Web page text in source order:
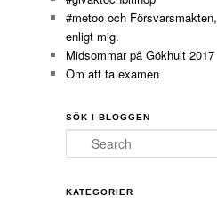
#metoo och Försvarsmakten,
enligt mig.
Midsommar på Gökhult 2017
Om att ta examen
SÖK I BLOGGEN
Search
KATEGORIER